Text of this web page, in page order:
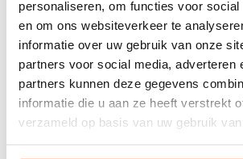
personaliseren, om functies voor social
en om ons websiteverkeer te
informatie over uw gebruik van onze
partners voor social media, adverteren
partners kunnen deze gegevens
informatie die u aan ze heeft verstrekt
verzameld op basis van uw gebruik